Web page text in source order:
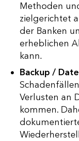
Methoden
zielgerichtet
der Banken
erheblichen
kann.
Backup /
Verlusten an
kommen.